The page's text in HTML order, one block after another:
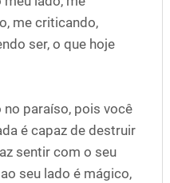
me criticando,
ser, o que hoje
no paraíso, pois você
é capaz de destruir
sentir com o seu
seu lado é mágico,